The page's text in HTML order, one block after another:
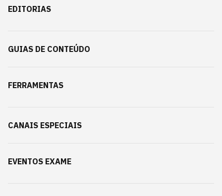
EDITORIAS
GUIAS DE CONTEÚDO
FERRAMENTAS
CANAIS ESPECIAIS
EVENTOS EXAME